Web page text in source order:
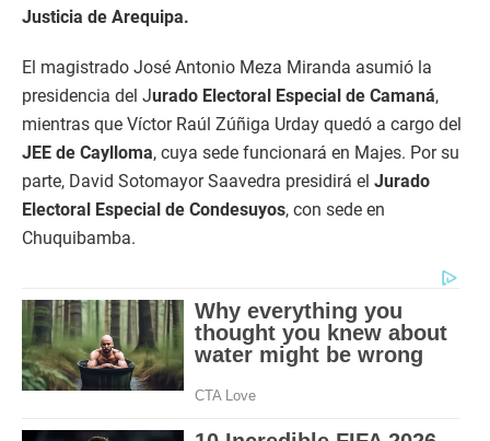
Justicia de Arequipa.
El magistrado José Antonio Meza Miranda asumió la
presidencia del Jurado Electoral Especial de Camaná,
mientras que Víctor Raúl Zúñiga Urday quedó a cargo del
JEE de Caylloma, cuya sede funcionará en Majes. Por su
parte, David Sotomayor Saavedra presidirá el Jurado
Electoral Especial de Condesuyos, con sede en
Chuquibamba.